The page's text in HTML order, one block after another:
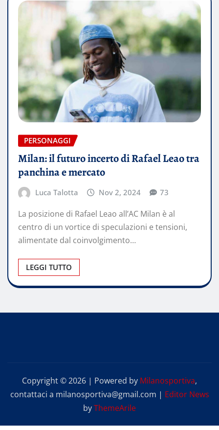
PERSONAGGI
Milan: il futuro incerto di Rafael Leao tra
panchina e mercato
Luca Talotta Nov 2, 2024 73
La posizione di Rafael Leao all’AC Milan è al
centro di un vortice di speculazioni e tensioni,
alimentate dal coinvolgimento…
LEGGI TUTTO
Copyright © 2026 | Powered by Milanosportiva,
contattaci a milanosportiva@gmail.com | Editor News
byThemeArile